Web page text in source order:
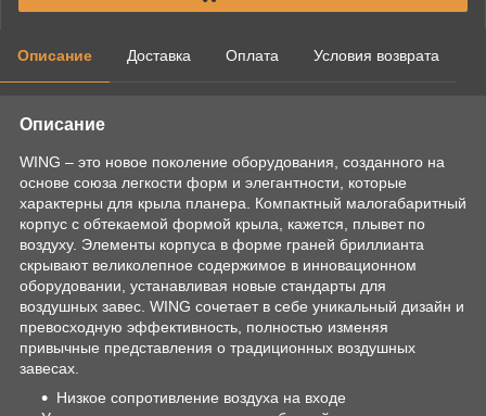
Описание Доставка Оплата Условия возврата
Описание
WING – это новое поколение оборудования, созданного на
основе союза легкости форм и элегантности, которые
характерны для крыла планера. Компактный малогабаритный
корпус с обтекаемой формой крыла, кажется, плывет по
воздуху. Элементы корпуса в форме граней бриллианта
скрывают великолепное содержимое в инновационном
оборудовании, устанавливая новые стандарты для
воздушных завес. WING сочетает в себе уникальный дизайн и
превосходную эффективность, полностью изменяя
привычные представления о традиционных воздушных
завесах.
Низкое сопротивление воздуха на входе